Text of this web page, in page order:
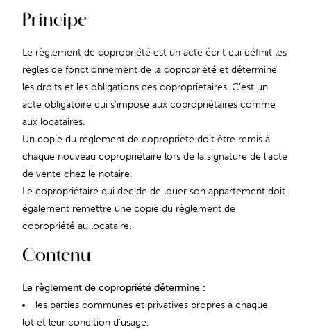
Principe
Le règlement de copropriété est un acte écrit qui définit les
règles de fonctionnement de la copropriété et détermine
les droits et les obligations des copropriétaires. C’est un
acte obligatoire qui s’impose aux copropriétaires comme
aux locataires.
Un copie du règlement de copropriété doit être remis à
chaque nouveau copropriétaire lors de la signature de l’acte
de vente chez le notaire.
Le copropriétaire qui décide de louer son appartement doit
également remettre une copie du règlement de
copropriété au locataire.
Contenu
Le règlement de copropriété détermine :
les parties communes et privatives propres à chaque
lot et leur condition d’usage,